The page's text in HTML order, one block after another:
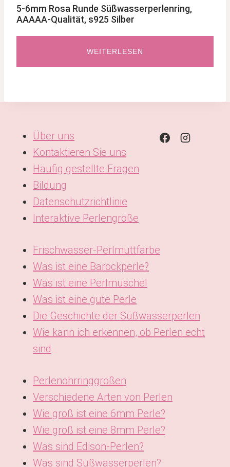
5-6mm Rosa Runde Süßwasserperlenring,
AAAAA-Qualität, s925 Silber
WEITERLESEN
Über uns
Kontaktieren Sie uns
Häufig gestellte Fragen
Bildung
Datenschutzrichtlinie
Interaktive Perlengröße
Frischwasser-Perlmuttfarbe
Was ist eine Barockperle?
Was ist eine Perlmuschel
Was ist eine gute Perle
Die Geschichte der Süßwasserperlen
Wie kann ich erkennen, ob Perlen echt
sind
Perlenohrringgrößen
Verschiedene Arten von Perlen
Wie groß ist eine 6mm Perle?
Wie groß ist eine 8mm Perle?
Was sind Edison-Perlen?
Was sind Süßwasserperlen?